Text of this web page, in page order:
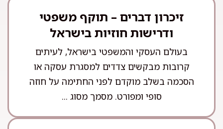
זיכרון דברים – תוקף משפטי
ודרישות חוזיות בישראל
בעולם העסקי והמשפטי בישראל, לעיתים
קרובות מבקשים צדדים למסגרת עסקה או
הסכמה בשלב מוקדם לפני החתימה על חוזה
סופי ומפורט. מסמך מסוג ...